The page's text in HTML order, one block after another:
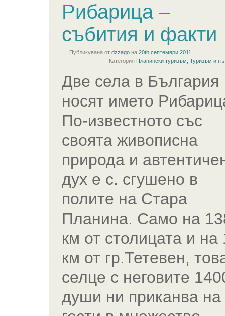
Рибарица –
събития и факти
Публикувана от dzzago на 20th септември 2011
Категория Планински туризъм Туризъм и
Две села в България
носят името
По-известното със
своята живописна
природа и
дух е с. сгушено в
полите на Стара
Планина. Само на
км от столицата и на
км от гр.Тетевен,
селце с неговите
души ни приканва на